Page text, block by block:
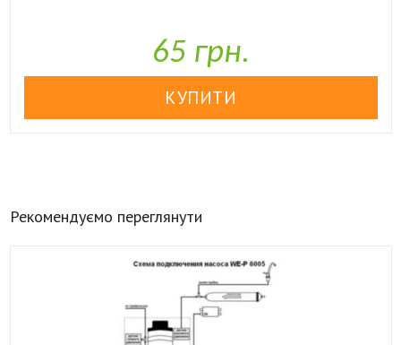
65 грн.
Рекомендуємо переглянути